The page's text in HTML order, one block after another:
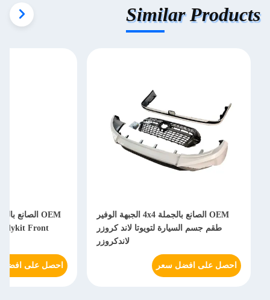
Similar Products
OEM الصانع بالجملة 4x4 الجبهة الوفير
طقم جسم السيارة لتويوتا لاند كروزر
لاندكروزر
احصل على افضل سعر
Front
احصل على